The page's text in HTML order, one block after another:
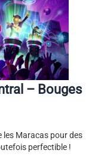
– Bouges
les Maracas pour des
perfectible !